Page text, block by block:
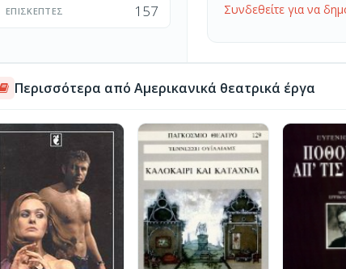
ΕΠΙΣΚΈΠΤΕΣ 157 Συνδεθείτε για να
Περισσότερα από Αμερικανικά θεατρικά έργα